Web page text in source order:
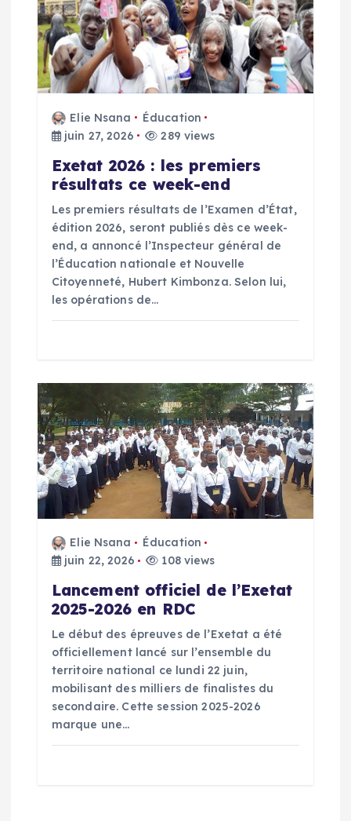
t
r
t
c
Elie Nsana
Éducation
juin 27, 2026
289 views
Exetat 2026 : les premiers
résultats ce week-end
Les premiers résultats de l’Examen d’État,
édition 2026, seront publiés dès ce week-
end, a annoncé l’Inspecteur général de
l’Éducation nationale et Nouvelle
Citoyenneté, Hubert Kimbonza. Selon lui,
les opérations de…
Elie Nsana
Éducation
juin 22, 2026
108 views
Lancement officiel de l’Exetat
2025-2026 en RDC
Le début des épreuves de l’Exetat a été
officiellement lancé sur l’ensemble du
territoire national ce lundi 22 juin,
mobilisant des milliers de finalistes du
secondaire. Cette session 2025-2026
marque une…